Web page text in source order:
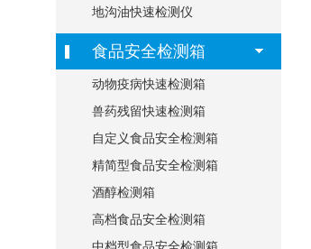
地沟油快速检测仪
食品安全检测箱
动物疫病快速检测箱
兽药残留快速检测箱
自定义食品安全检测箱
精简型食品安全检测箱
酒醇检测箱
高档食品安全检测箱